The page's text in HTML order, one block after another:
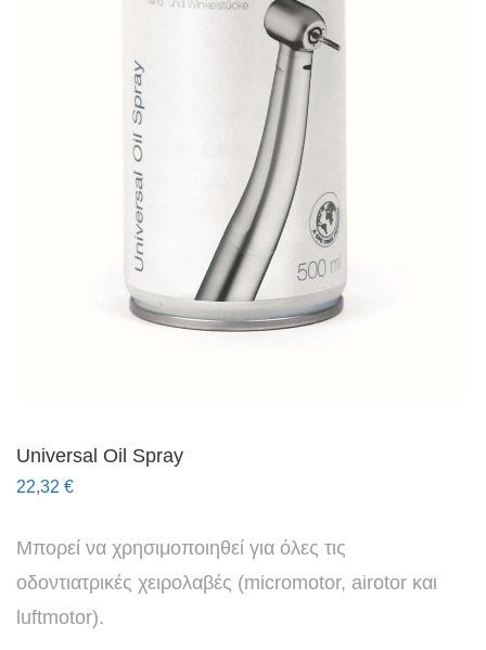
Universal Oil Spray
22,32 €
Μπορεί να χρησιμοποιηθεί για όλες τις
οδοντιατρικές χειρολαβές (micromotor, airotor και
luftmotor).